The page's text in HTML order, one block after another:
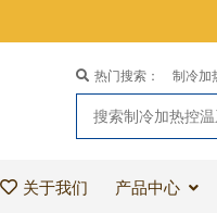
热门搜索： 制冷加
关于我们 产品中心